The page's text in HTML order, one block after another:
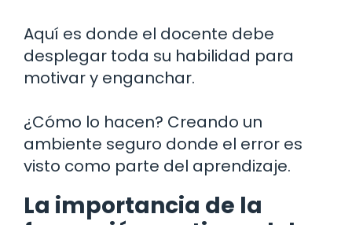
Aquí es donde el docente debe
desplegar toda su habilidad para
motivar y enganchar.
¿Cómo lo hacen? Creando un
ambiente seguro donde el error es
visto como parte del aprendizaje.
La importancia de la